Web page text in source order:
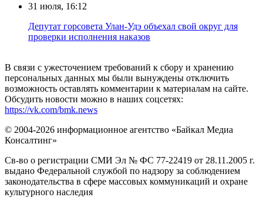
31 июля, 16:12
Депутат горсовета Улан-Удэ объехал свой округ для
проверки исполнения наказов
В связи с ужесточением требований к сбору и хранению
персональных данных мы были вынуждены отключить
возможность оставлять комментарии к материалам на сайте.
Обсудить новости можно в наших соцсетях:
https://vk.com/bmk.news
© 2004-2026 информационное агентство «Байкал Медиа
Консалтинг»
Св-во о регистрации СМИ Эл № ФС 77-22419 от 28.11.2005 г.
выдано Федеральной службой по надзору за соблюдением
законодательства в сфере массовых коммуникаций и охране
культурного наследия